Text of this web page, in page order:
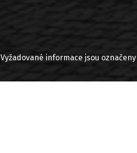
Vyžadované informace jsou označeny